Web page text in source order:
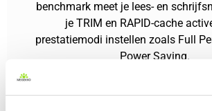
benchmark meet je lees- en
je TRIM en RAPID-cache
prestatiemodi instellen zoals Full
Power Saving.